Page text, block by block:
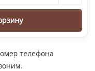
телефона